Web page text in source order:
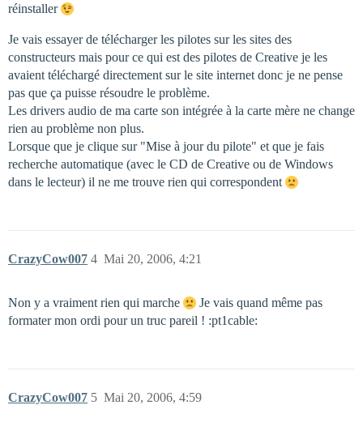
réinstaller
Je vais essayer de télécharger les pilotes sur les sites des
constructeurs mais pour ce qui est des pilotes de Creative je les
avaient téléchargé directement sur le site internet donc je ne pense
pas que ça puisse résoudre le problème.
Les drivers audio de ma carte son intégrée à la carte mère ne change
rien au problème non plus.
Lorsque que je clique sur "Mise à jour du pilote" et que je fais
recherche automatique (avec le CD de Creative ou de Windows
dans le lecteur) il ne me trouve rien qui correspondent
CrazyCow007 Mai 20, 2006, 4:21
4
Non y a vraiment rien qui marche
Je vais quand même pas
formater mon ordi pour un truc pareil ! :pt1cable:
CrazyCow007 Mai 20, 2006, 4:59
5